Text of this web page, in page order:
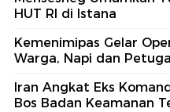
HUT RI di Istana
Kemenimipas Gelar
Warga, Napi dan
Iran Angkat Eks
Bos Badan Keamanan